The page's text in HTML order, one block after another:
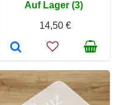
Auf Lager (3)
14,50 €